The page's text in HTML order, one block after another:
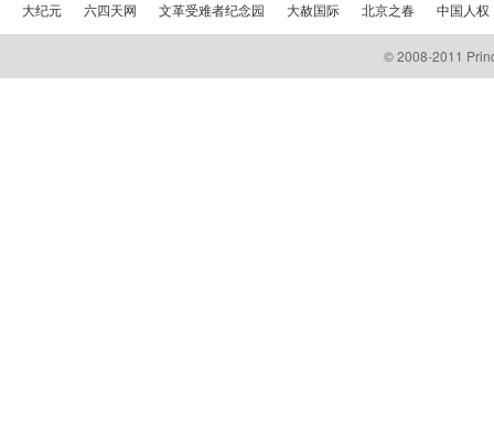
大纪元
六四天网 文革受难者纪念园 大赦国际 北京之春 中国人权
© 2008-2011